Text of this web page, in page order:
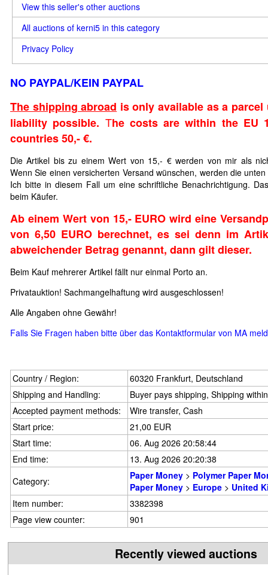
View this seller's other auctions
All auctions of kerni5 in this category
Privacy Policy
NO PAYPAL/KEIN PAYPAL
The shipping abroad is only available as a parcel
liability possible. The costs are within the EU
countries 50,- €.
Die Artikel bis zu einem Wert von 15,- € werden von mir als
Wenn Sie einen versicherten Versand wünschen, werden die
Ich bitte in diesem Fall um eine schriftliche Benachrichtigung.
beim Käufer.
Ab einem Wert von 15,- EURO wird eine
von 6,50 EURO berechnet, es sei denn im
abweichender Betrag genannt, dann gilt dieser.
Beim Kauf mehrerer Artikel fällt nur einmal Porto an.
Privatauktion! Sachmangelhaftung wird ausgeschlossen!
Alle Angaben ohne Gewähr!
Falls Sie Fragen haben bitte über das Kontaktformular von MA
Country / Region:
60320 Frankfurt, Deutschland
Shipping and Handling:
Buyer pays shipping, Shipping
Accepted payment methods:
Wire transfer, Cash
Start price:
21,00 EUR
Start time:
06. Aug 2026 20:58:44
End time:
13. Aug 2026 20:20:38
Category:
Paper Money > Polymer Paper
Paper Money > Europe > United
Item number:
3382398
Page view counter:
901
Recently viewed auctions